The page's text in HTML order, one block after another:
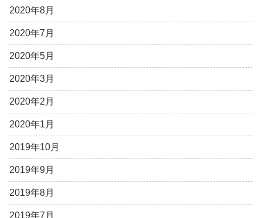
2020年8月
2020年7月
2020年5月
2020年3月
2020年2月
2020年1月
2019年10月
2019年9月
2019年8月
2019年7月